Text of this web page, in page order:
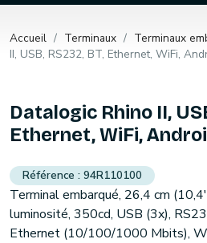
Accueil Terminaux Terminaux
II, USB, RS232, BT, Ethernet, WiFi,
Datalogic Rhino II,
Ethernet, WiFi,
94R110100
Terminal embarqué, 26,4 cm
luminosité, 350cd, USB (3x),
Ethernet (10/100/1000 Mbits),